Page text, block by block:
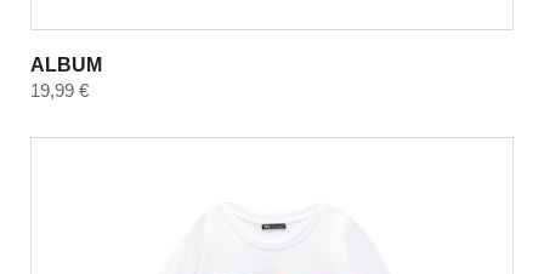
ALBUM
19,99 €